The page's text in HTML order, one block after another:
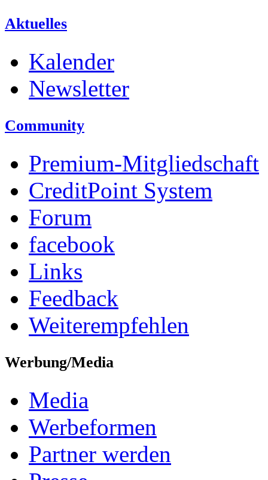
Aktuelles
Kalender
Newsletter
Community
Premium-Mitgliedschaft
CreditPoint System
Forum
facebook
Links
Feedback
Weiterempfehlen
Werbung/Media
Media
Werbeformen
Partner werden